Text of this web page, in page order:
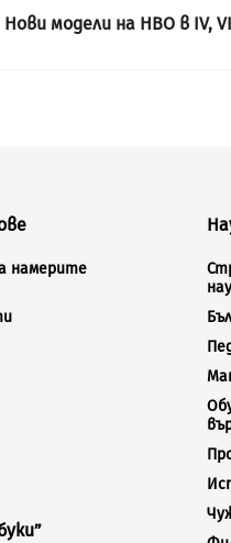
Нови модели на НВО в IV,
намерите